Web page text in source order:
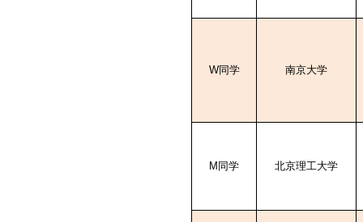
W同学 南京大学
M 同学 北京理工大学